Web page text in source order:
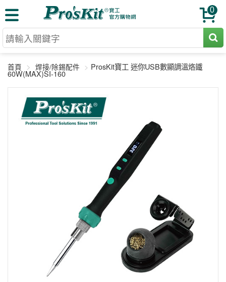
0
壓著鉗
網路壓著鉗
起子工具
綜合工具
電動工具
電磨/電鑽組
高壓絕緣
烙鐵頭
三用電錶
各式鉤錶
驗電筆
A+B 組合
高階挑戰款
課程教材
編程系列
機器人系列
售後服務
聯絡客服
科玩補件
技術諮詢
新品上市
工具組合
家用網路
居家修繕
首頁 焊接/除錫配件 ProsKit寶工 迷你USB數顯調溫烙鐵
60W(MAX)SI-160